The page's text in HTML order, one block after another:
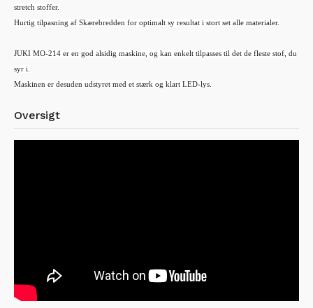
stretch stoffer.
Hurtig tilpasning af Skærebredden for optimalt sy resultat i stort set alle materialer.
JUKI MO-214 er en god alsidig maskine, og kan enkelt tilpasses til det de fleste stof, du
syr i.
Maskinen er desuden udstyret med et stærk og klart LED-lys.
Oversigt